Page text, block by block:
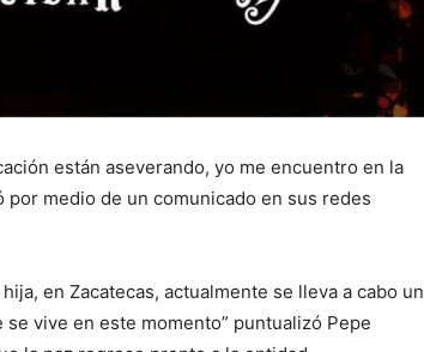
están aseverando, yo me encuentro en la
por medio de un comunicado en sus redes
en Zacatecas, actualmente se lleva a cabo un
vive en este momento” puntualizó Pepe